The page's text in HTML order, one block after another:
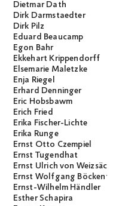
Dietmar Dath
Dirk Darmstaedter
Dirk Pilz
Eduard Beaucamp
Egon Bahr
Ekkehart Krippendorff
Elsemarie Maletzke
Enja Riegel
Erhard Denninger
Eric Hobsbawm
Erich Fried
Erika Fischer-Lichte
Erika Runge
Ernst Otto Czempiel
Ernst Tugendhat
Ernst Ulrich von Weizsäcker
Ernst Wolfgang
Ernst-Wilhelm Händler
Esther Schapira